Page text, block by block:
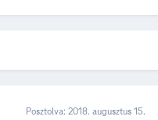
Posztolva: 2018. augusztus 15.